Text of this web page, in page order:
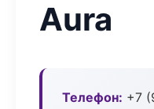
Aura
Телефон: +7